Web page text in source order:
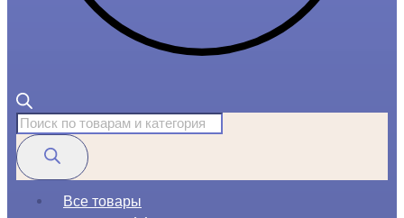
Поиск
товаров
Все товары